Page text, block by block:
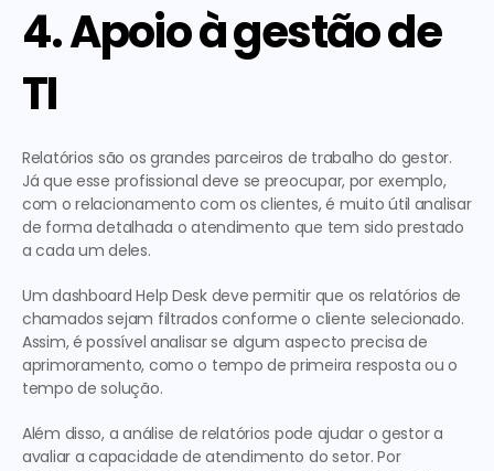
4. Apoio à gestão de
TI
Relatórios são os grandes parceiros de trabalho do gestor.
Já que esse profissional deve se preocupar, por exemplo,
com o relacionamento com os clientes, é muito útil analisar
de forma detalhada o atendimento que tem sido prestado
a cada um deles.
Um dashboard Help Desk deve permitir que os relatórios de
chamados sejam filtrados conforme o cliente selecionado.
Assim, é possível analisar se algum aspecto precisa de
aprimoramento, como o tempo de primeira resposta ou o
tempo de solução.
Além disso, a análise de relatórios pode ajudar o gestor a
avaliar a capacidade de atendimento do setor. Por